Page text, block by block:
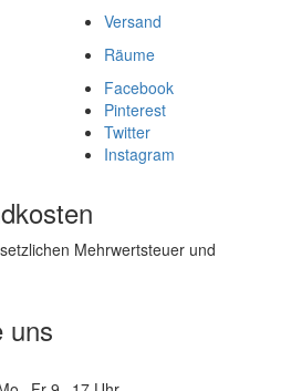
Versand
Räume
Facebook
Pinterest
Twitter
Instagram
Mehrwertsteuer und
uns